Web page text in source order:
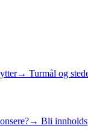
→ Turmål og
→ Bli